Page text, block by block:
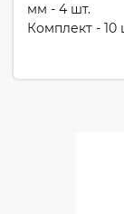
мм - 4 шт.
Комплект - 10